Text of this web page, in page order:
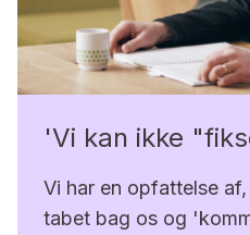
'Vi kan ikke
Vi har en opfattelse
tabet bag os og